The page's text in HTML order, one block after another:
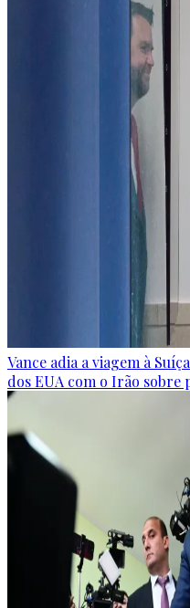
Vance adia a viagem à
dos EUA com o Irão